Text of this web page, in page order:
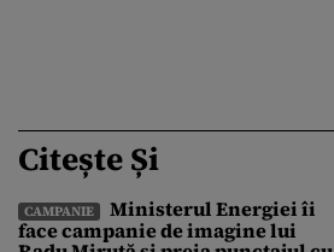
Citește Și
CAMPANIE
Ministerul Energiei îi
face campanie de imagine lui